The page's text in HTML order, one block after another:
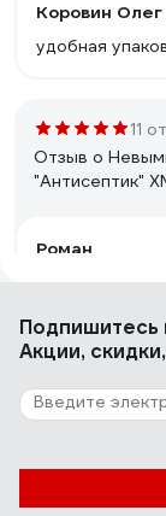
Коровин
удобная
11
Отзыв о
"Антисептик"
Роман
Бихромат натрия1 кг. 480
срок хранения 6 месяцев.
пластиковое
116
древесины
Подпишитесь
Акции,